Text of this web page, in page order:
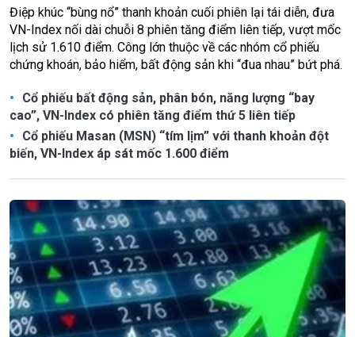
Điệp khúc “bùng nổ” thanh khoản cuối phiên lại tái diễn, đưa
VN-Index nối dài chuỗi 8 phiên tăng điểm liên tiếp, vượt mốc
lịch sử 1.610 điểm. Công lớn thuộc về các nhóm cổ phiếu
chứng khoán, bảo hiểm, bất động sản khi “đua nhau” bứt phá.
Cổ phiếu bất động sản, phân bón, năng lượng “bay
cao”, VN-Index có phiên tăng điểm thứ 5 liên tiếp
Cổ phiếu Masan (MSN) “tím lịm” với thanh khoản đột
biến, VN-Index áp sát mốc 1.600 điểm